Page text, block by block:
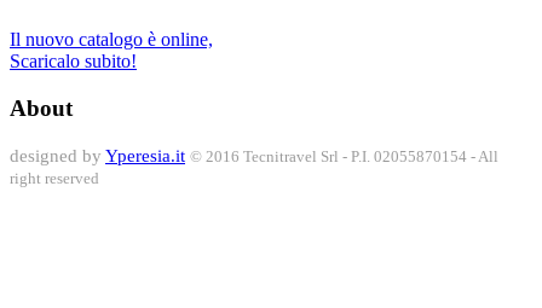
Il nuovo catalogo è online,
Scaricalo subito!
About
designed by Yperesia.it © 2016 Tecnitravel Srl - P.I. 02055870154 - All
right reserved